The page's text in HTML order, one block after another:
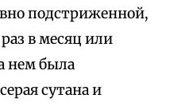
подстриженной,
в месяц или
нем была
сутана и